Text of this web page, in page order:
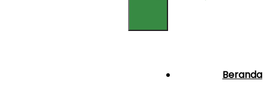
Beranda